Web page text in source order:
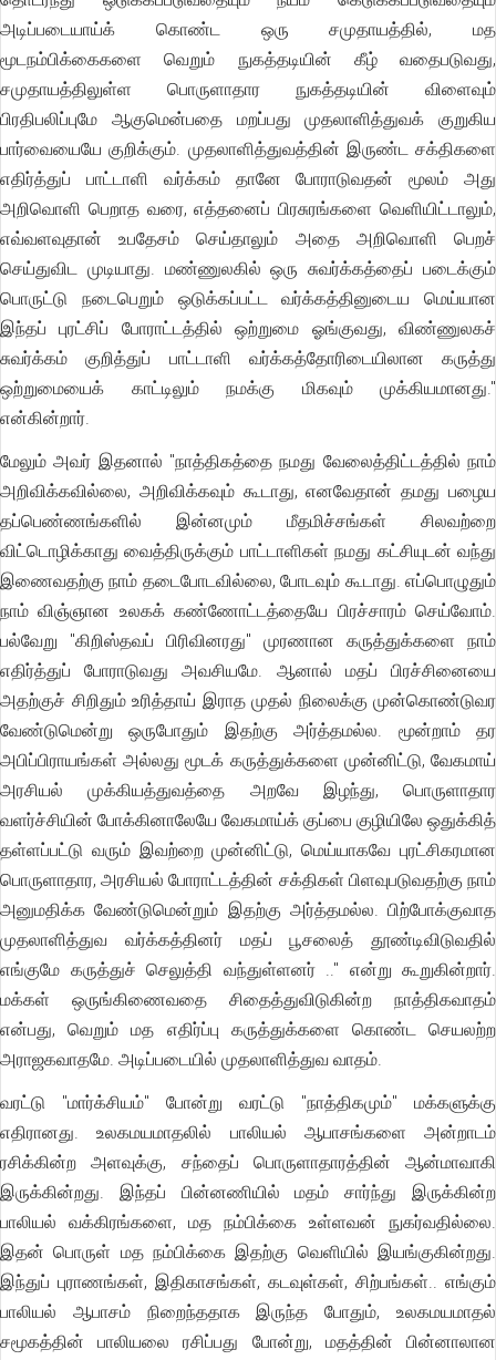
அடிப்படையாய்க் கொண்ட ஒரு சமுதாயத்தில், மத
மூடநம்பிக்கைகளை வெறும் நுகத்தடியின் கீழ் வதைபடுவது,
சமுதாயத்திலுள்ள பொருளாதார நுகத்தடியின் விளைவும்
பிரதிபலிப்புமே ஆகுமென்பதை மறப்பது முதலாளித்துவக் குறுகிய
பார்வையையே குறிக்கும். முதலாளித்துவத்தின் இருண்ட சக்திகளை
எதிர்த்துப் பாட்டாளி வர்க்கம் தானே போராடுவதன் மூலம் அது
அறிவொளி பெறாத வரை, எத்தனைப் பிரசுரங்களை வெளியிட்டாலும்,
எவ்வளவுதான் உபதேசம் செய்தாலும் அதை அறிவொளி பெறச்
செய்துவிட முடியாது. மண்ணுலகில் ஒரு சுவர்க்கத்தைப் படைக்கும்
பொருட்டு நடைபெறும் ஒடுக்கப்பட்ட வர்க்கத்தினுடைய மெய்யான
இந்தப் புரட்சிப் போராட்டத்தில் ஒற்றுமை ஓங்குவது, விண்ணுலகச்
சுவர்க்கம் குறித்துப் பாட்டாளி வர்க்கத்தோரிடையிலான கருத்து
ஒற்றுமையைக் காட்டிலும் நமக்கு மிகவும் முக்கியமானது."
என்கின்றார்.
மேலும் அவர் இதனால் "நாத்திகத்தை நமது வேலைத்திட்டத்தில் நாம்
அறிவிக்கவில்லை, அறிவிக்கவும் கூடாது, எனவேதான் தமது பழைய
தப்பெண்ணங்களில் இன்னமும் மீதமிச்சங்கள் சிலவற்றை
விட்டொழிக்காது வைத்திருக்கும் பாட்டாளிகள் நமது கட்சியுடன் வந்து
இணைவதற்கு நாம் தடைபோடவில்லை, போடவும் கூடாது. எப்பொழுதும்
நாம் விஞ்ஞான உலகக் கண்ணோட்டத்தையே பிரச்சாரம் செய்வோம்.
பல்வேறு "கிறிஸ்தவப் பிரிவினரது" முரணான கருத்துக்களை நாம்
எதிர்த்துப் போராடுவது அவசியமே. ஆனால் மதப் பிரச்சினையை
அதற்குச் சிறிதும் உரித்தாய் இராத முதல் நிலைக்கு முன்கொண்டுவர
வேண்டுமென்று ஒருபோதும் இதற்கு அர்த்தமல்ல. மூன்றாம் தர
அபிப்பிராயங்கள் அல்லது மூடக் கருத்துக்களை முன்னிட்டு, வேகமாய்
அரசியல் முக்கியத்துவத்தை அறவே இழந்து, பொருளாதார
வளர்ச்சியின் போக்கினாலேயே வேகமாய்க் குப்பை குழியிலே ஒதுக்கித்
தள்ளப்பட்டு வரும் இவற்றை முன்னிட்டு, மெய்யாகவே புரட்சிகரமான
பொருளாதார, அரசியல் போராட்டத்தின் சக்திகள் பிளவுபடுவதற்கு நாம்
அனுமதிக்க வேண்டுமென்றும் இதற்கு அர்த்தமல்ல. பிற்போக்குவாத
முதலாளித்துவ வர்க்கத்தினர் மதப் பூசலைத் தூண்டிவிடுவதில்
எங்குமே கருத்துச் செலுத்தி வந்துள்ளனர் .." என்று கூறுகின்றார்.
மக்கள் ஒருங்கிணைவதை சிதைத்துவிடுகின்ற நாத்திகவாதம்
என்பது, வெறும் மத எதிர்ப்பு கருத்துக்களை கொண்ட செயலற்ற
அராஜகவாதமே. அடிப்படையில் முதலாளித்துவ வாதம்.
வரட்டு "மார்க்சியம்" போன்று வரட்டு "நாத்திகமும்" மக்களுக்கு
எதிரானது. உலகமயமாதலில் பாலியல் ஆபாசங்களை அன்றாடம்
ரசிக்கின்ற அளவுக்கு, சந்தைப் பொருளாதாரத்தின் ஆன்மாவாகி
இருக்கின்றது. இந்தப் பின்னணியில் மதம் சார்ந்து இருக்கின்ற
பாலியல் வக்கிரங்களை, மத நம்பிக்கை உள்ளவன் நுகர்வதில்லை.
இதன் பொருள் மத நம்பிக்கை இதற்கு வெளியில் இயங்குகின்றது.
இந்துப் புராணங்கள், இதிகாசங்கள், கடவுள்கள், சிற்பங்கள்.. எங்கும்
பாலியல் ஆபாசம் நிறைந்ததாக இருந்த போதும், உலகமயமாதல்
சமூகத்தின் பாலியலை ரசிப்பது போன்று, மதத்தின் பின்னாலான